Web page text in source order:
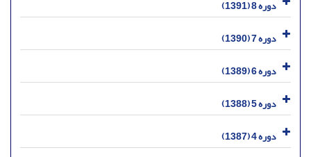
دوره 8 (1391)
دوره 7 (1390)
دوره 6 (1389)
دوره 5 (1388)
دوره 4 (1387)